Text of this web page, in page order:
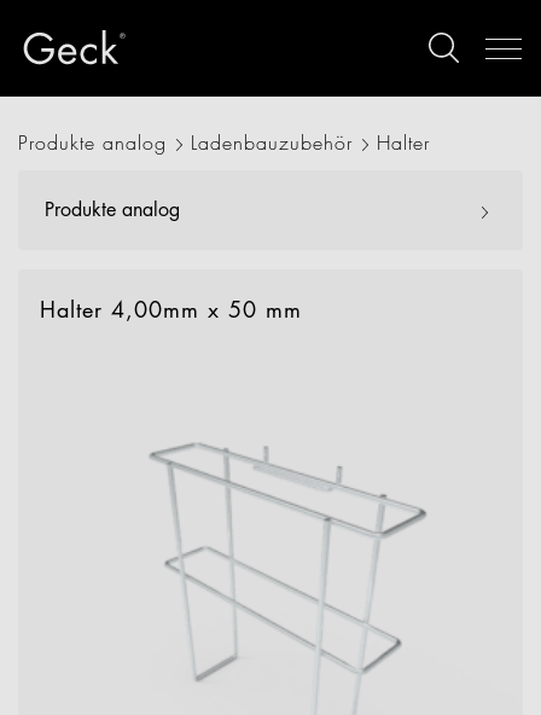
Produkte analog Ladenbauzubehör Halter
Produkte analog
Halter 4,00mm x 50 mm